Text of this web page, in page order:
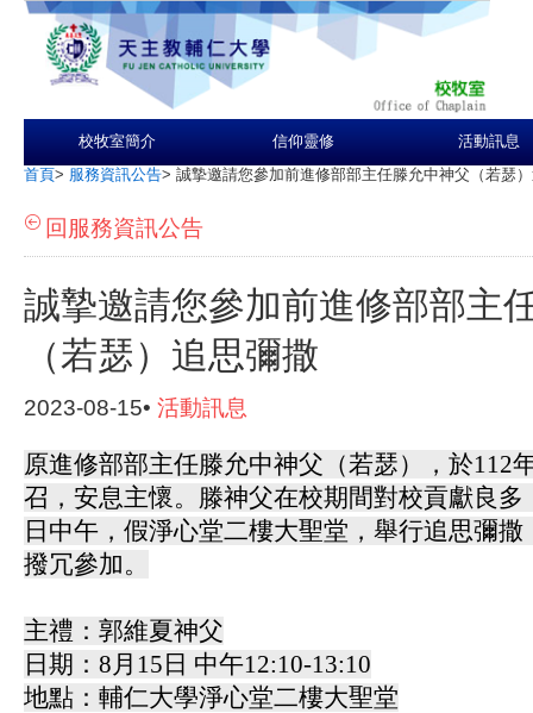
校牧室簡介 信仰靈修 活動訊息
首頁> 服務資訊公告> 誠摯邀請您參加前進修部部主任滕允中神父（若瑟
回服務資訊公告
誠摯邀請您參加前進修部部主
（若瑟）追思彌撒
2023-08-15• 活動訊息
原進修部部主任滕允中神父（若瑟），於112
召，安息主懷。滕神父在校期間對校貢獻良多
日中午，假淨心堂二樓大聖堂，舉行追思彌
撥冗參加。
主禮：郭維夏神父
日期：8月15日 中午12:10-13:10
地點：輔仁大學淨心堂二樓大聖堂